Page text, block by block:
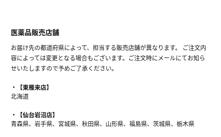
医薬品販売店舗
お届け先の都道府県によって、担当する販売店舗が異なります。 ご注文内
容によっては変更となる場合もございます。ご注文時にメールにてお知ら
せいたしますので予めご了承ください。
【東雁来店】
北海道
【仙台岩沼店】
青森県、岩手県、宮城県、秋田県、山形県、福島県、茨城県、栃木県